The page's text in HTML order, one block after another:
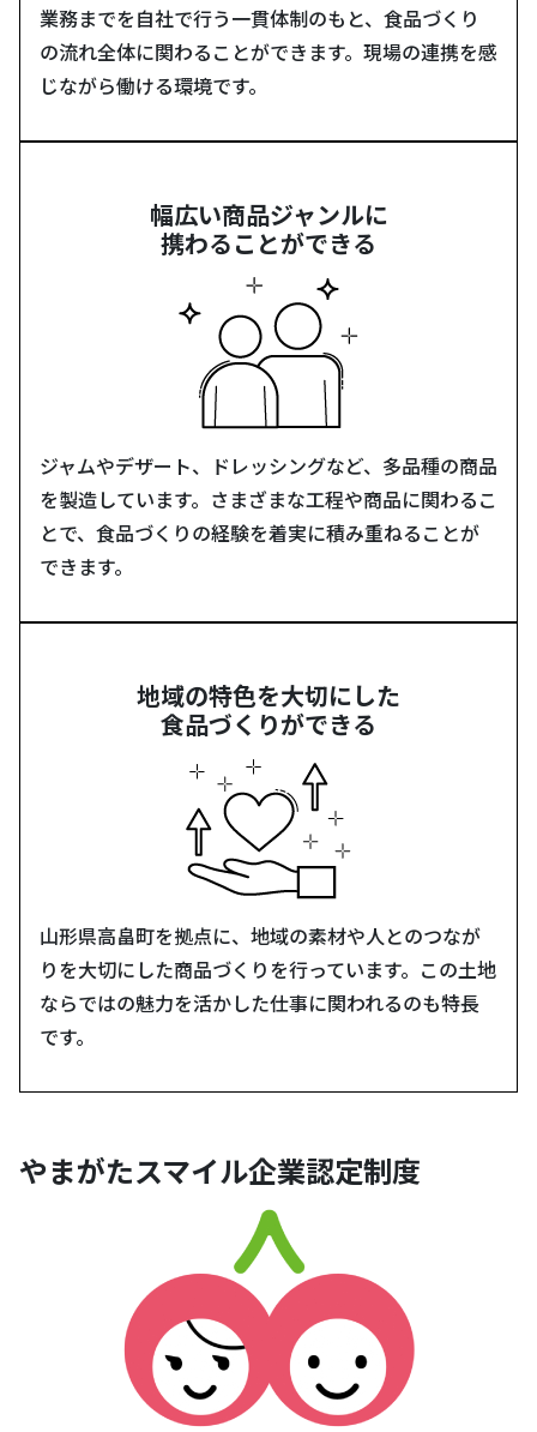
業務までを自社で行う一貫体制のもと、食品づくり
の流れ全体に関わることができます。現場の連携を感
じながら働ける環境です。
幅広い商品ジャンルに
携わることができる
ジャムやデザート、ドレッシングなど、多品種の商品
を製造しています。さまざまな工程や商品に関わるこ
とで、食品づくりの経験を着実に積み重ねることが
できます。
地域の特色を大切にした
食品づくりができる
山形県高畠町を拠点に、地域の素材や人とのつなが
りを大切にした商品づくりを行っています。この土地
ならではの魅力を活かした仕事に関われるのも特長
です。
やまがたスマイル企業認定制度